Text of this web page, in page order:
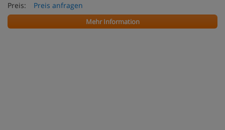
Preis:
Preis anfragen
Mehr Information